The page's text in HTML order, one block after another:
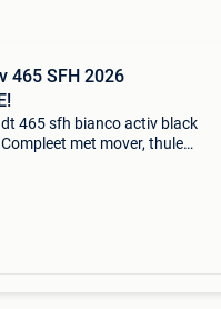
465 SFH 2026
465 sfh bianco activ black
met mover, thule